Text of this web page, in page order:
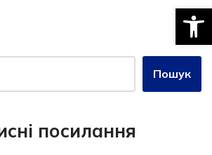
Пошук
посилання